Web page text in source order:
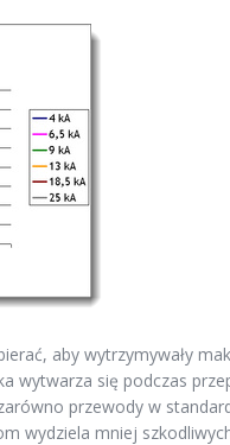
aby wytrzymywały
wytwarza się podczas
przewody w
wydziela mniej